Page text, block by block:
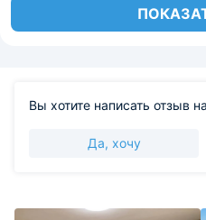
Вы хотите написать отзыв
Да, хочу